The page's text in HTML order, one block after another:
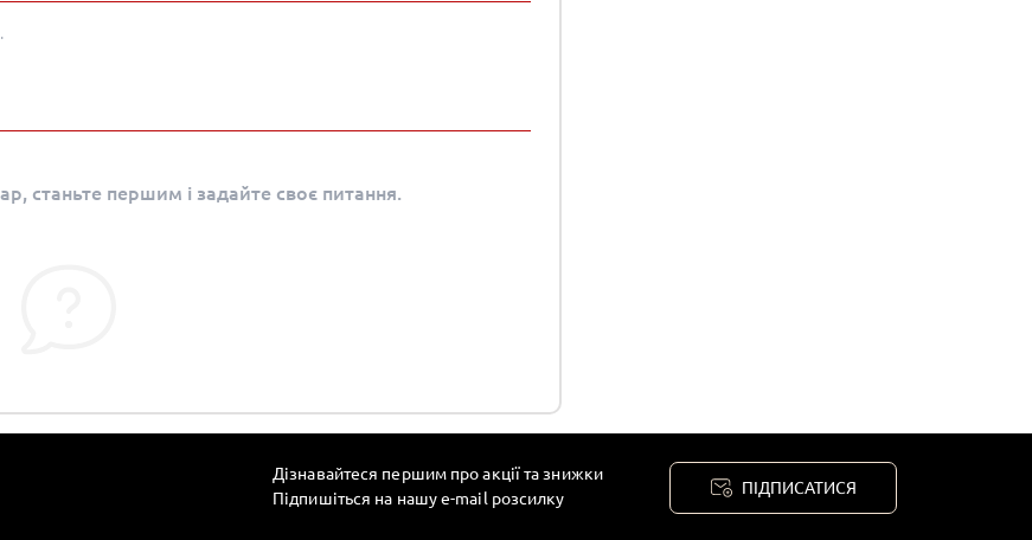
станьте першим і задайте своє питання.
Дізнавайтеся першим про акції та знижки
Підпишіться на нашу e-mail розсилку
ПІДПИСАТИСЯ